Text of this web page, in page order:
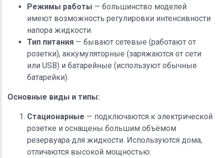
Режимы работы — большинство моделей
имеют возможность регулировки интенсивности
напора жидкости.
Тип питания — бывают сетевые (работают от
розетки), аккумуляторные (заряжаются от сети
или USB) и батарейные (используют обычные
батарейки).
Основные виды и типы:
Стационарные — подключаются к электрической
розетке и оснащены большим объёмом
резервуара для жидкости. Используются дома,
отличаются высокой мощностью.